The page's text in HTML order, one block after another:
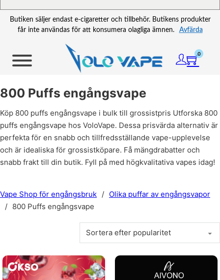
Butiken säljer endast e-cigaretter och tillbehör. Butikens produkter
får inte användas för att konsumera olagliga ämnen.
Avfärda
0
800 Puffs engångsvape
Köp 800 puffs engångsvape i bulk till grossistpris Utforska 800
puffs engångsvape hos VoloVape. Dessa prisvärda alternativ är
perfekta för en snabb och tillfredsställande vape-upplevelse
och är idealiska för grossistköpare. Få mängdrabatter och
snabb frakt till din butik. Fyll på med högkvalitativa vapes idag!
Vape Shop för engångsbruk / Olika puffar av engångsvapor
/ 800 Puffs engångsvape